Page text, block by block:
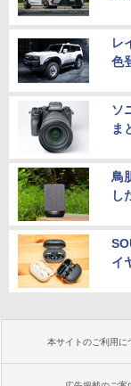
レ
色
ソ
ま
鳥
し
イ
本サイトのご利用に